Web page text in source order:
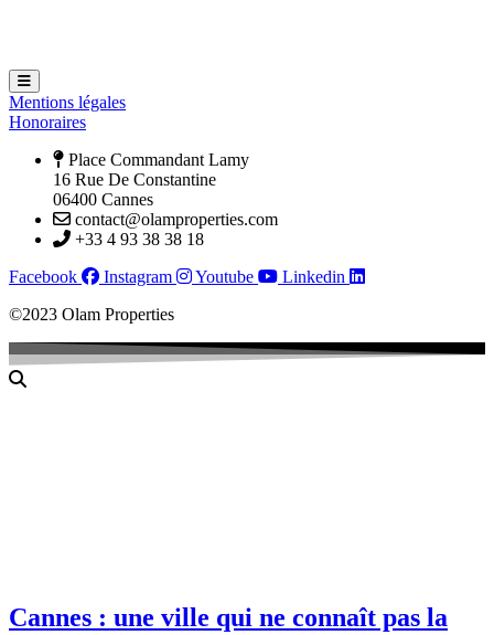
Hamburger Toggle Menu
Mentions légales
Honoraires
Place Commandant Lamy
16 Rue De Constantine
06400 Cannes
contact@olamproperties.com
+33 4 93 38 38 18
Facebook
Instagram Youtube
Linkedin
©2023 Olam Properties
Cannes : une ville qui ne connaît pas la